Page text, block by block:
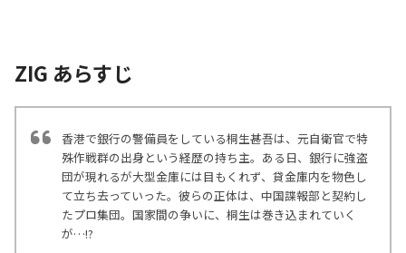
ZIG あらすじ
香港で銀行の警備員をしている桐生甚吾は、元自衛官で特
殊作戦群の出身という経歴の持ち主。ある日、銀行に強盗
団が現れるが大型金庫には目もくれず、貸金庫内を物色し
て立ち去っていった。彼らの正体は、中国諜報部と契約し
たプロ集団。国家間の争いに、桐生は巻き込まれていく
が…!?